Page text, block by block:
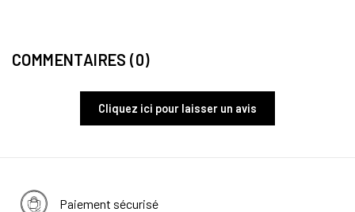
COMMENTAIRES (0)
Cliquez ici pour laisser un avis
Paiement sécurisé